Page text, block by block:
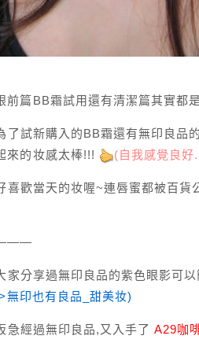
前篇BB霜試用還有清潔篇其實都
了試新購入的BB霜還有無印良品
來的妆感太棒!!!
(自 我感覺良好
喜歡當天的妆喔~連唇蜜都被百
家分享過無印良品的紫色眼影可
無印也有良品_甜美妆)
急經過無印良品,又入手了A29咖